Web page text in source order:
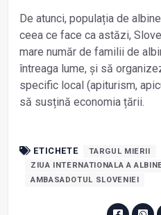
De atunci, populația de
ceea ce face ca astăzi,
mare număr de familii de
întreaga lume, și să
specific local (apiturism,
să susțină economia țării.
ETICHETE
TARGUL MIERII
ZIUA INTERNATIONALA A
AMBASADOTUL SLOVENIEI